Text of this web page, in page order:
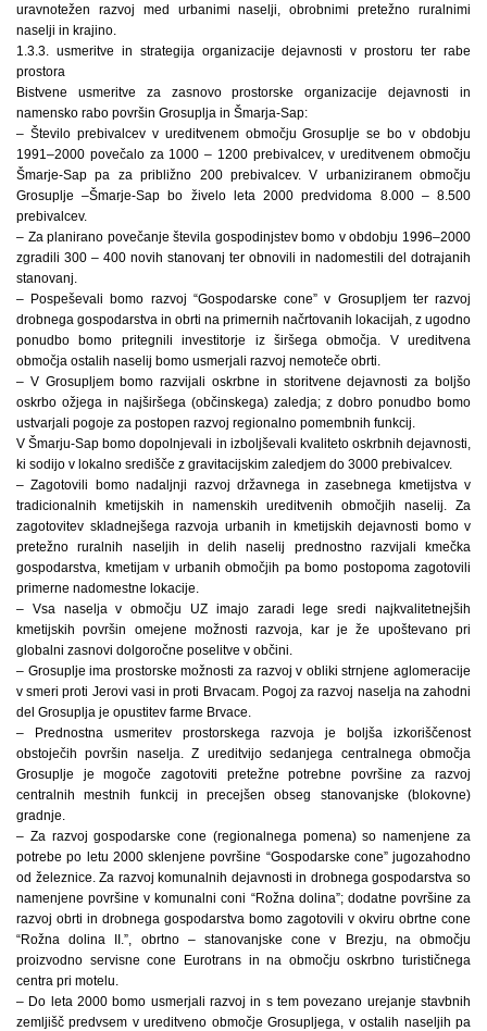
uravnotežen razvoj med urbanimi naselji, obrobnimi pretežno ruralnimi
naselji in krajino.
1.3.3. usmeritve in strategija organizacije dejavnosti v prostoru ter rabe
prostora
Bistvene usmeritve za zasnovo prostorske organizacije dejavnosti in
namensko rabo površin Grosuplja in Šmarja-Sap:
– Število prebivalcev v ureditvenem območju Grosuplje se bo v obdobju
1991–2000 povečalo za 1000 – 1200 prebivalcev, v ureditvenem območju
Šmarje-Sap pa za približno 200 prebivalcev. V urbaniziranem območju
Grosuplje –Šmarje-Sap bo živelo leta 2000 predvidoma 8.000 – 8.500
prebivalcev.
– Za planirano povečanje števila gospodinjstev bomo v obdobju 1996–2000
zgradili 300 – 400 novih stanovanj ter obnovili in nadomestili del dotrajanih
stanovanj.
– Pospeševali bomo razvoj “Gospodarske cone” v Grosupljem ter razvoj
drobnega gospodarstva in obrti na primernih načrtovanih lokacijah, z ugodno
ponudbo bomo pritegnili investitorje iz širšega območja. V ureditvena
območja ostalih naselij bomo usmerjali razvoj nemoteče obrti.
– V Grosupljem bomo razvijali oskrbne in storitvene dejavnosti za boljšo
oskrbo ožjega in najširšega (občinskega) zaledja; z dobro ponudbo bomo
ustvarjali pogoje za postopen razvoj regionalno pomembnih funkcij.
V Šmarju-Sap bomo dopolnjevali in izboljševali kvaliteto oskrbnih dejavnosti,
ki sodijo v lokalno središče z gravitacijskim zaledjem do 3000 prebivalcev.
– Zagotovili bomo nadaljnji razvoj državnega in zasebnega kmetijstva v
tradicionalnih kmetijskih in namenskih ureditvenih območjih naselij. Za
zagotovitev skladnejšega razvoja urbanih in kmetijskih dejavnosti bomo v
pretežno ruralnih naseljih in delih naselij prednostno razvijali kmečka
gospodarstva, kmetijam v urbanih območjih pa bomo postopoma zagotovili
primerne nadomestne lokacije.
– Vsa naselja v območju UZ imajo zaradi lege sredi najkvalitetnejših
kmetijskih površin omejene možnosti razvoja, kar je že upoštevano pri
globalni zasnovi dolgoročne poselitve v občini.
– Grosuplje ima prostorske možnosti za razvoj v obliki strnjene aglomeracije
v smeri proti Jerovi vasi in proti Brvacam. Pogoj za razvoj naselja na zahodni
del Grosuplja je opustitev farme Brvace.
– Prednostna usmeritev prostorskega razvoja je boljša izkoriščenost
obstoječih površin naselja. Z ureditvijo sedanjega centralnega območja
Grosuplje je mogoče zagotoviti pretežne potrebne površine za razvoj
centralnih mestnih funkcij in precejšen obseg stanovanjske (blokovne)
gradnje.
– Za razvoj gospodarske cone (regionalnega pomena) so namenjene za
potrebe po letu 2000 sklenjene površine “Gospodarske cone” jugozahodno
od železnice. Za razvoj komunalnih dejavnosti in drobnega gospodarstva so
namenjene površine v komunalni coni “Rožna dolina”; dodatne površine za
razvoj obrti in drobnega gospodarstva bomo zagotovili v okviru obrtne cone
“Rožna dolina II.”, obrtno – stanovanjske cone v Brezju, na območju
proizvodno servisne cone Eurotrans in na območju oskrbno turističnega
centra pri motelu.
– Do leta 2000 bomo usmerjali razvoj in s tem povezano urejanje stavbnih
zemljišč predvsem v ureditveno območje Grosupljega, v ostalih naseljih pa